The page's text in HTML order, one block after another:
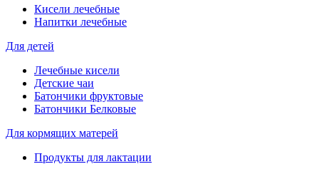
Кисели лечебные
Напитки лечебные
Для детей
Лечебные кисели
Детские чаи
Батончики фруктовые
Батончики Белковые
Для кормящих матерей
Продукты для лактации